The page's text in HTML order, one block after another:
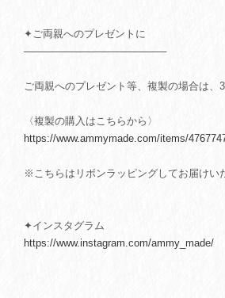
✦ご両親へのプレゼントに
────────────────────
ご両親へのプレゼント等、複製の場合は、
〈複製の購入はこちらから〉
https://www.ammymade.com/items/
※こちらはリボンラッピングしてお届けい
✦インスタグラム
https://www.instagram.com/ammy_made/